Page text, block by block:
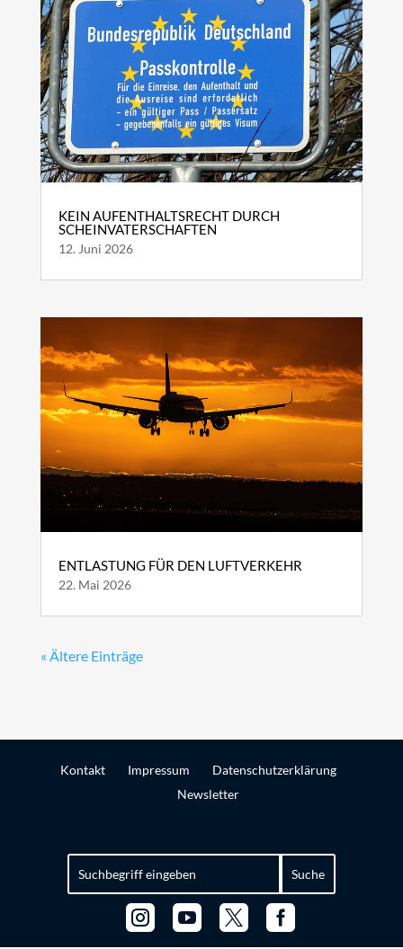
KEIN AUFENTHALTSRECHT DURCH
SCHEINVATERSCHAFTEN
12. Juni 2026
ENTLASTUNG FÜR DEN LUFTVERKEHR
22. Mai 2026
« Ältere Einträge
Kontakt Impressum
Datenschutzerklärung
Newsletter
nach:
   